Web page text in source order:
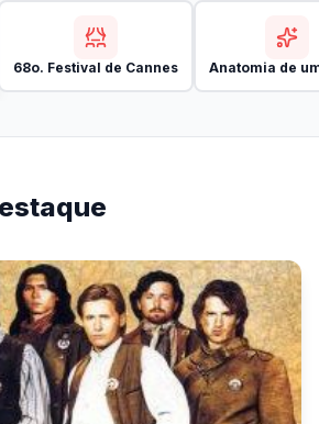
68o. Festival de Cannes Anatomia de